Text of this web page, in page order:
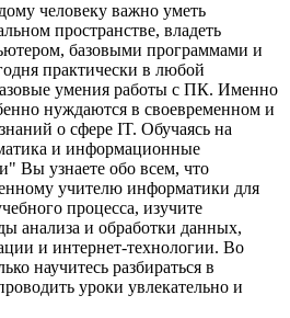
человеку важно уметь
пространстве, владеть
базовыми программами и
практически в любой
умения работы с ПК. Именно
нуждаются в своевременном и
о сфере IT. Обучаясь на
и информационные
Вы узнаете обо всем, что
учителю информатики для
процесса, изучите
анализа и обработки данных,
и интернет-технологии. Во
научитесь разбираться в
уроки увлекательно и